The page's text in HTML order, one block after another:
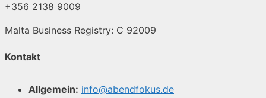
+356 2138 9009
Malta Business Registry: C 92009
Kontakt
Allgemein: info@abendfokus.de